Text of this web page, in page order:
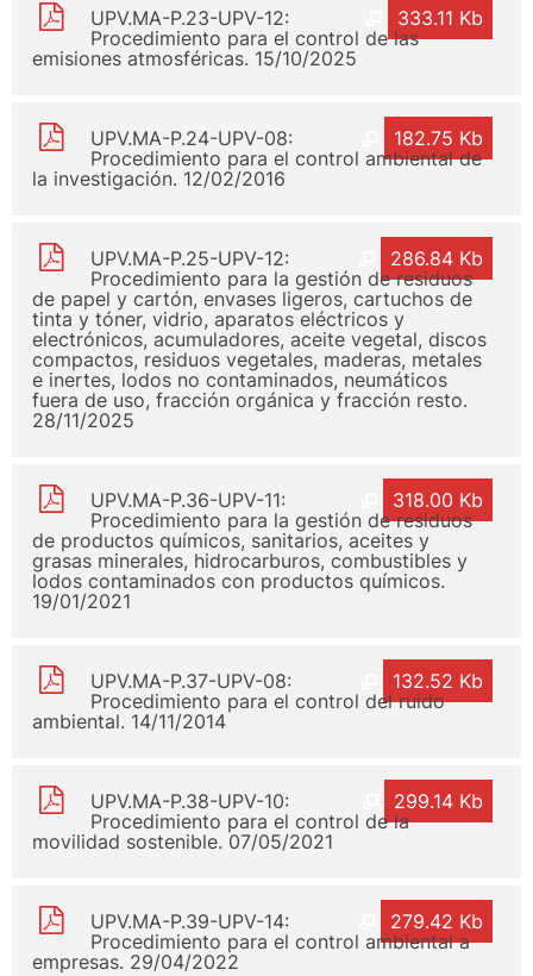
333.11 Kb
UPV.MA-P.23-UPV-12:
Procedimiento para el control de las
emisiones atmosféricas. 15/10/2025
182.75 Kb
UPV.MA-P.24-UPV-08:
Procedimiento para el control ambiental de
la investigación. 12/02/2016
286.84 Kb
UPV.MA-P.25-UPV-12:
Procedimiento para la gestión de residuos
de papel y cartón, envases ligeros, cartuchos de
tinta y tóner, vidrio, aparatos eléctricos y
electrónicos, acumuladores, aceite vegetal, discos
compactos, residuos vegetales, maderas, metales
e inertes, lodos no contaminados, neumáticos
fuera de uso, fracción orgánica y fracción resto.
28/11/2025
318.00 Kb
UPV.MA-P.36-UPV-11:
Procedimiento para la gestión de residuos
de productos químicos, sanitarios, aceites y
grasas minerales, hidrocarburos, combustibles y
lodos contaminados con productos químicos.
19/01/2021
132.52 Kb
UPV.MA-P.37-UPV-08:
Procedimiento para el control del ruido
ambiental. 14/11/2014
299.14 Kb
UPV.MA-P.38-UPV-10:
Procedimiento para el control de la
movilidad sostenible. 07/05/2021
279.42 Kb
UPV.MA-P.39-UPV-14:
Procedimiento para el control ambiental a
empresas. 29/04/2022